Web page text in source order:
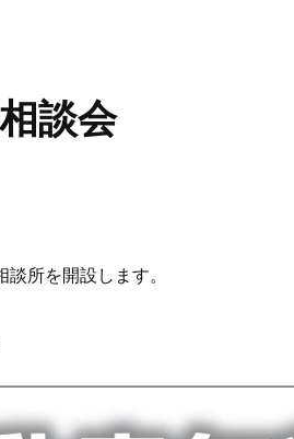
談会
所を開設します。